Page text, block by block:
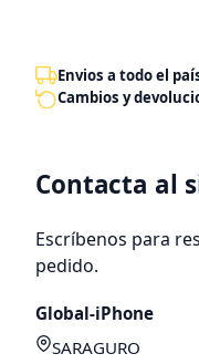
Envios a todo el
Cambios y
Contacta al
Escríbenos para
pedido.
Global-iPhone
SARAGURO